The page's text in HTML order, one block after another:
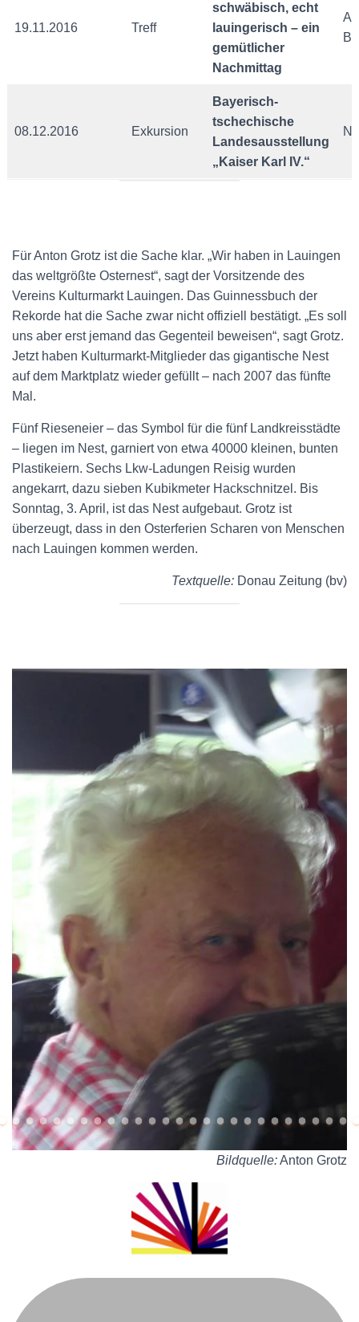
19.11.2016 Treff
schwäbisch, echt
lauingerisch – ein
gemütlicher
Nachmittag
08.12.2016 Exkursion
Bayerisch-
tschechische
Landesausstellung
„Kaiser Karl IV.“
Für Anton Grotz ist die Sache klar. „Wir haben in Lauingen
das weltgrößte Osternest“, sagt der Vorsitzende des
Vereins Kulturmarkt Lauingen. Das Guinnessbuch der
Rekorde hat die Sache zwar nicht offiziell bestätigt. „Es soll
uns aber erst jemand das Gegenteil beweisen“, sagt Grotz.
Jetzt haben Kulturmarkt-Mitglieder das gigantische Nest
auf dem Marktplatz wieder gefüllt – nach 2007 das fünfte
Mal.
Fünf Rieseneier – das Symbol für die fünf Landkreisstädte
– liegen im Nest, garniert von etwa 40000 kleinen, bunten
Plastikeiern. Sechs Lkw-Ladungen Reisig wurden
angekarrt, dazu sieben Kubikmeter Hackschnitzel. Bis
Sonntag, 3. April, ist das Nest aufgebaut. Grotz ist
überzeugt, dass in den Osterferien Scharen von Menschen
nach Lauingen kommen werden.
Textquelle: Donau Zeitung (bv)
Bildquelle:Anton Grotz